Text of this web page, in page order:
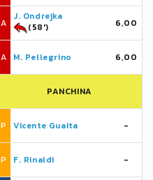
A
J. Ondrejka
(58')
6,00
A M. Pellegrino 6,00
PANCHINA
P Vicente Guaita -
P F. Rinaldi -